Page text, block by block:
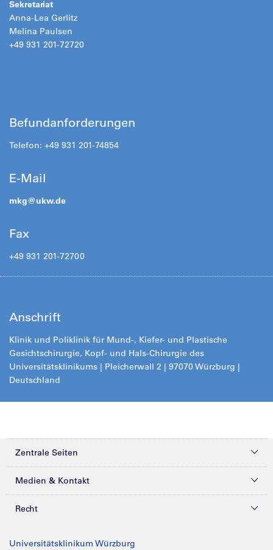
Sekretariat
Anna-Lea Gerlitz
Melina Paulsen
+49 931 201-72720
Befundanforderungen
Telefon: +49 931 201-74854
E-Mail
mkg@ukw.de
Fax
+49 931 201-72700
Anschrift
Klinik und Poliklinik für Mund-, Kiefer- und Plastische
Gesichtschirurgie, Kopf- und Hals-Chirurgie des
Universitätsklinikums | Pleicherwall 2 | 97070 Würzburg |
Deutschland
Zentrale Seiten
Kliniken & Zentren
Forschung
Medien & Kontakt
Presse
Recht
Universitätsklinikum Würzburg